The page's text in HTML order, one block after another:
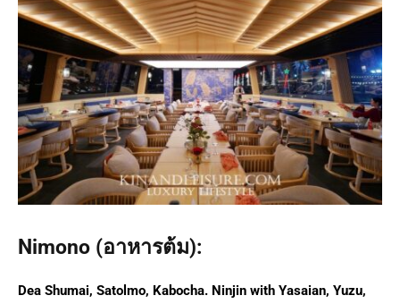
Nimono (อาหารต้ม):
Dea Shumai, Satolmo, Kabocha. Ninjin with Yasaian, Yuzu,